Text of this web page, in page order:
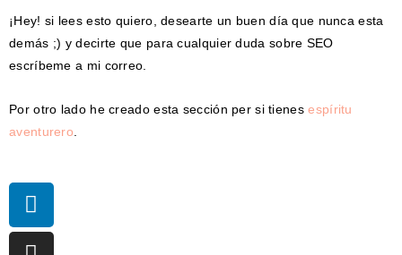
¡Hey! si lees esto quiero, desearte un buen día que nunca esta
demás ;) y decirte que para cualquier duda sobre SEO
escríbeme a mi correo.
Por otro lado he creado esta sección per si tienesespíritu
aventurero